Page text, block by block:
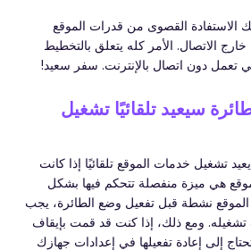
الاستفادة القصوى من قدرات الموقع
الاتصال. الأمر كله يتعلق بالتخطيط
تعمل دون اتصال بالإنترنت. سفر سعيد!
سيعيد تلقائيًا تشغيل
تشغيل خدمات الموقع تلقائيًا إذا كانت
هي ميزة منفصلة تتحكم فيها بشكل
نشطة قبل تفعيل وضع الطائرة، يجب
ومع ذلك، إذا كنت قد قمت بإيقاف
إلى إعادة تفعيلها في إعدادات جهازك